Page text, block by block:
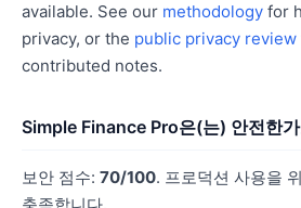
available. See our methodology for
privacy, or the public privacy review
contributed notes.
Simple Finance Pro은(는) 안전한
보안 점수: 70/100. 프로덕션 사용을